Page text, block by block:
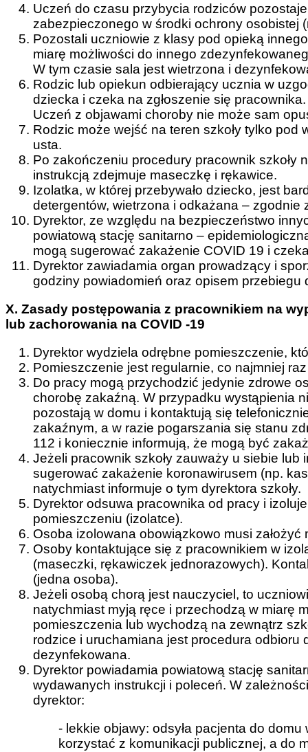
Uczeń do czasu przybycia rodziców
zabezpieczonego w środki ochrony osobistej
Pozostali uczniowie z klasy pod opieką
miarę możliwości do innego
W tym czasie sala jest wietrzona i
Rodzic lub opiekun odbierający ucznia w
dziecka i czeka na zgłoszenie się
Uczeń z objawami choroby nie może sam
Rodzic może wejść na teren szkoły tylko pod
usta.
Po zakończeniu procedury pracownik szkoły
instrukcją zdejmuje maseczkę i rękawice.
Izolatka, w której przebywało dziecko, jest
detergentów, wietrzona i odkażana –
Dyrektor, ze względu na bezpieczeństwo
powiatową stację sanitarno –
mogą sugerować zakażenie COVID 19 i
Dyrektor zawiadamia organ prowadzący i
godziny powiadomień oraz opisem przebiegu
X. Zasady postępowania z pracownikiem na
lub zachorowania na COVID -19
Dyrektor wydziela odrębne pomieszczenie,
Pomieszczenie jest regularnie, co najmniej
Do pracy mogą przychodzić jedynie zdrowe
chorobę zakaźną. W przypadku wystąpienia
pozostają w domu i kontaktują się
zakaźnym, a w razie pogarszania się stanu
112 i koniecznie informują, że mogą być
Jeżeli pracownik szkoły zauważy u siebie
sugerować zakażenie koronawirusem (np.
natychmiast informuje o tym dyrektora szkoły.
Dyrektor odsuwa pracownika od pracy i
pomieszczeniu (izolatce).
Osoba izolowana obowiązkowo musi
Osoby kontaktujące się z pracownikiem w
(maseczki, rękawiczek jednorazowych).
(jedna osoba).
Jeżeli osobą chorą jest nauczyciel, to
natychmiast myją ręce i przechodzą w miarę
pomieszczenia lub wychodzą na zewnątrz
rodzice i uruchamiana jest procedura odbioru
dezynfekowana.
Dyrektor powiadamia powiatową stację
wydawanych instrukcji i poleceń. W
dyrektor:
- lekkie objawy: odsyła pacjenta do
korzystać z komunikacji publicznej, a do